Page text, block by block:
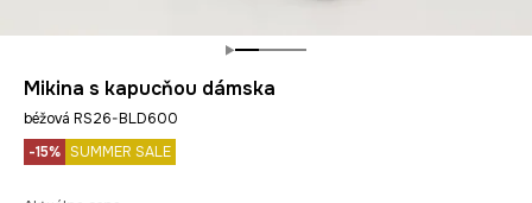
Mikina s kapucňou dámska
béžová RS26-BLD600
-15% SUMMER SALE